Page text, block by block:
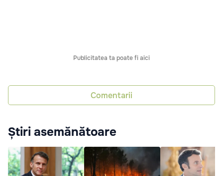
Publicitatea ta poate fi aici
Comentarii
Știri asemănătoare